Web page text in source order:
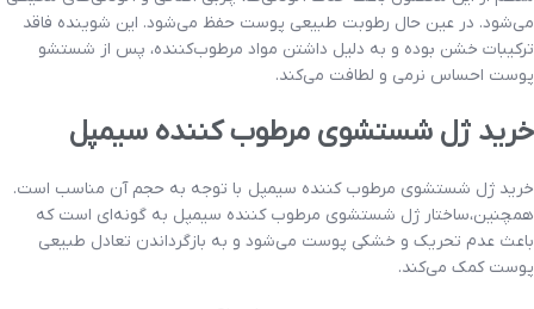
می‌شود. در عین حال رطوبت طبیعی پوست حفظ می‌شود. این شوینده فاقد
ترکیبات خشن بوده و به دلیل داشتن مواد مرطوب‌کننده، پس از شستشو
پوست احساس نرمی و لطافت می‌کند.
خرید ژل شستشوی مرطوب کننده سیمپل
خرید ژل شستشوی مرطوب کننده سیمپل با توجه به حجم آن مناسب است.
همچنین،ساختار ژل شستشوی مرطوب کننده سیمپل به گونه‌ای است که
باعث عدم تحریک و خشکی پوست می‌شود و به بازگرداندن تعادل طبیعی
پوست کمک می‌کند.